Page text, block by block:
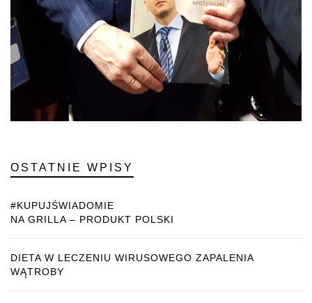
OSTATNIE WPISY
#KUPUJŚWIADOMIE
NA GRILLA – PRODUKT POLSKI
DIETA W LECZENIU WIRUSOWEGO ZAPALENIA
WĄTROBY